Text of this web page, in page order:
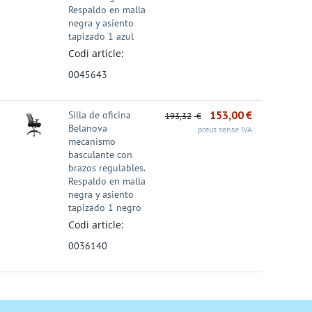
Respaldo en malla
negra y asiento
tapizado 1 azul
Codi article:
0045643
Silla de oficina
Belanova
mecanismo
basculante con
brazos regulables.
Respaldo en malla
negra y asiento
tapizado 1 negro
Codi article:
0036140
193,32 € 153,00€
preus sense IVA